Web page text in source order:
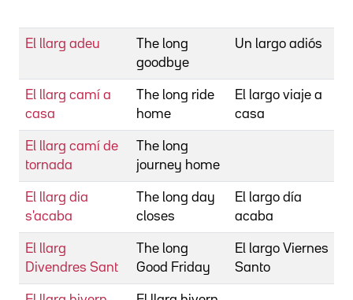
El llarg adeu
The long
goodbye
Un largo adiós
El llarg camí a
casa
The long ride
home
El largo viaje a
casa
El llarg camí de
tornada
The long
journey home
El llarg dia
s'acaba
The long day
closes
El largo día
acaba
El llarg
Divendres Sant
The long
Good Friday
El largo Viernes
Santo